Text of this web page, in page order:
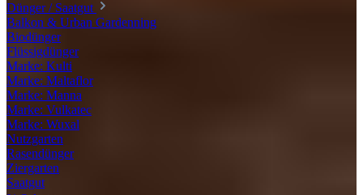
Dünger / Saatgut
Balkon & Urban Gardenning
Biodünger
Flüssigdünger
Marke: Kulti
Marke: Maltaflor
Marke: Manna
Marke: Vulkatec
Marke: Wuxal
Nutzgarten
Rasendünger
Ziergarten
Saatgut